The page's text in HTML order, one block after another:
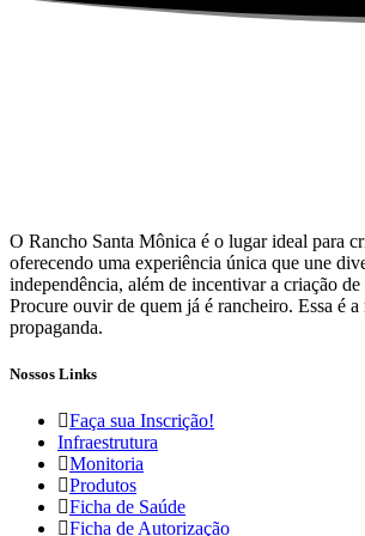
O Rancho Santa Mônica é o lugar ideal para
oferecendo uma experiência única que une
independência, além de incentivar a criação de
Procure ouvir de quem já é rancheiro. Essa é a
propaganda.
Nossos Links
Faça sua Inscrição!
Infraestrutura
Monitoria
Produtos
Ficha de Saúde
Ficha de Autorização